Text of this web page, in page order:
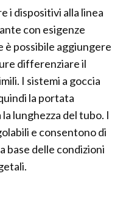
i dispositivi alla linea
con esigenze
possibile aggiungere
differenziare il
I sistemi a goccia
la portata
lunghezza del tubo. I
e consentono di
base delle condizioni